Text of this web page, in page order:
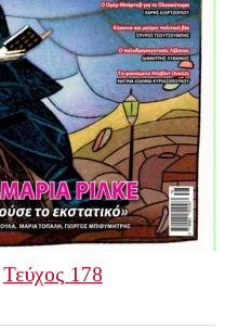
Τεύχος 178